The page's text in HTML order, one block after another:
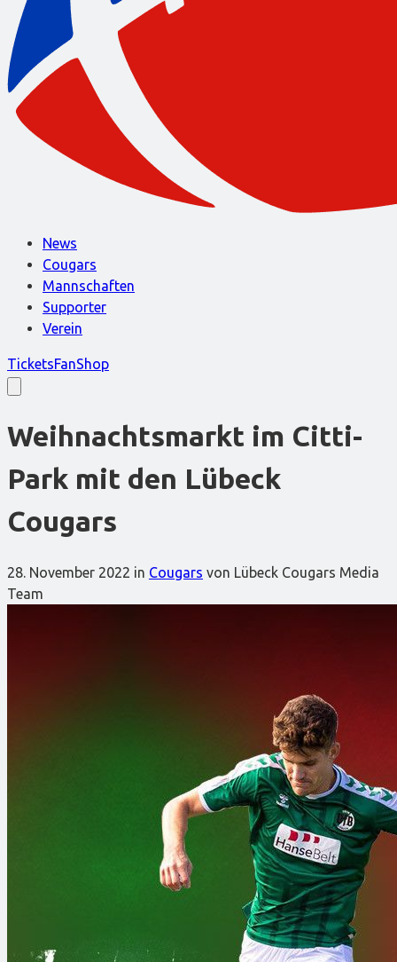
News
Cougars
Mannschaften
Supporter
Verein
TicketsFanShop
Weihnachtsmarkt im Citti-
Park mit den Lübeck
Cougars
28. November 2022 in Cougars von Lübeck Cougars Media
Team